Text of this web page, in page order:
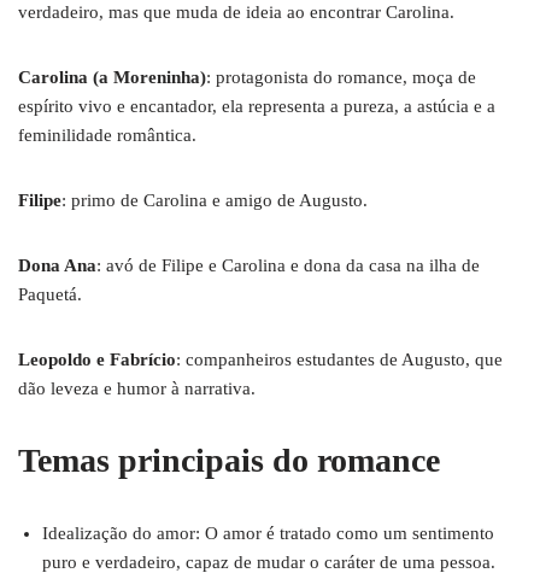
verdadeiro, mas que muda de ideia ao encontrar Carolina.
Carolina (a Moreninha): protagonista do romance, moça de
espírito vivo e encantador, ela representa a pureza, a astúcia e a
feminilidade romântica.
Filipe: primo de Carolina e amigo de Augusto.
Dona Ana: avó de Filipe e Carolina e dona da casa na ilha de
Paquetá.
Leopoldo e Fabrício: companheiros estudantes de Augusto, que
dão leveza e humor à narrativa.
Temas principais do romance
Idealização do amor: O amor é tratado como um sentimento
puro e verdadeiro, capaz de mudar o caráter de uma pessoa.